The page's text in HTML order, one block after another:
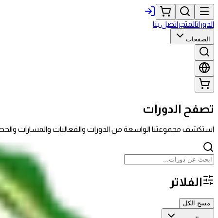
الدوراتالمتجراتصل بنا
الصفحات
تصفح الدورات
استكشف مجموعتنا الواسعة من الدورات والفعاليات والمسارات
الفلاتر
مسح الكل